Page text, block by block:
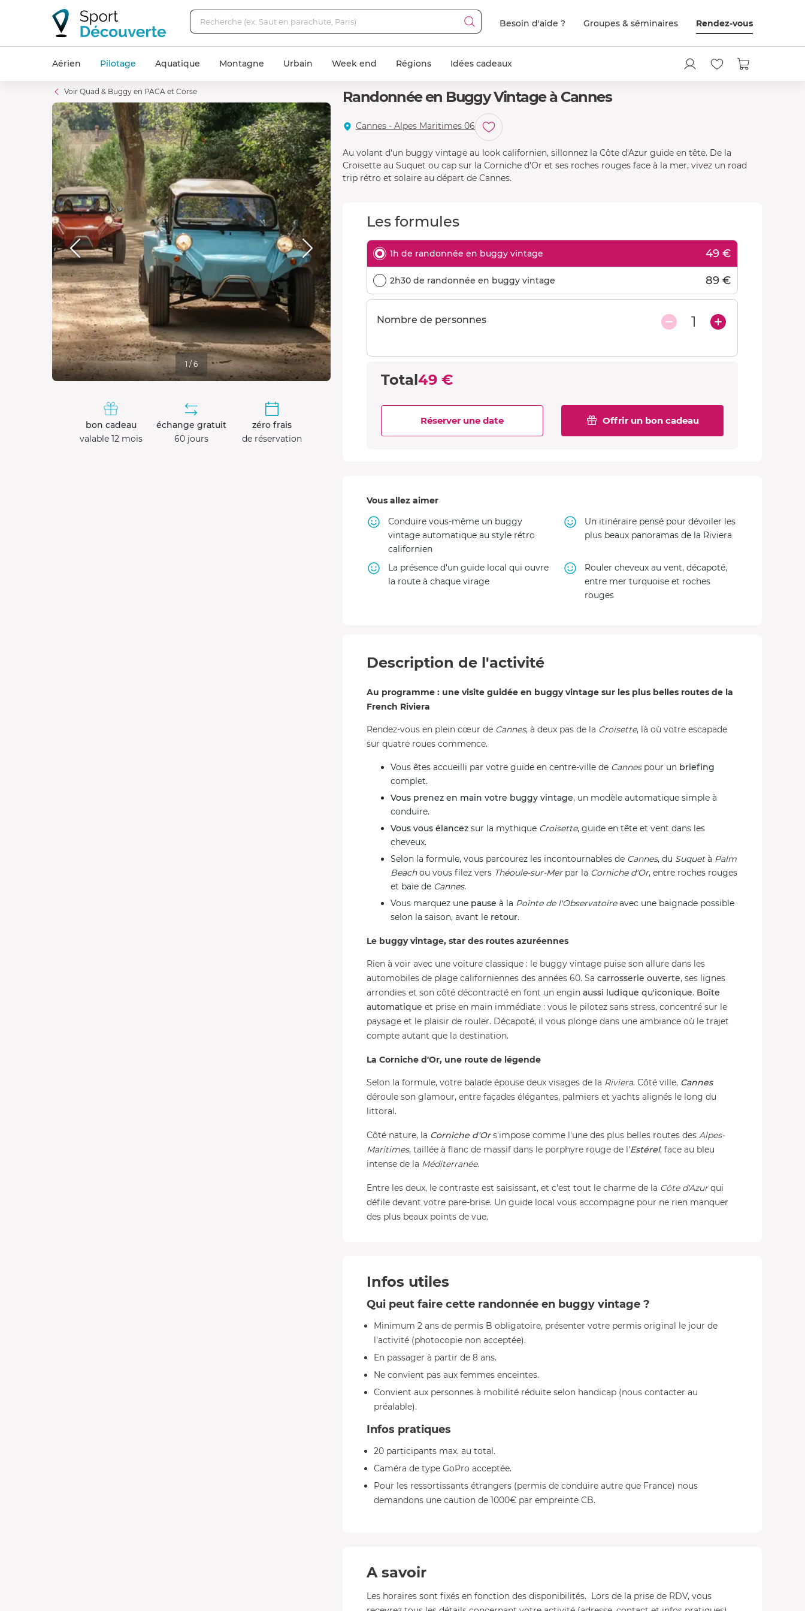
Besoin d'aide ? Groupes & séminaires Rendez-vous
Aérien Pilotage Aquatique Montagne Urbain Week end Régions Idées cadeaux
Randonnée en Buggy Vintage à Cannes
Cannes - Alpes Maritimes 06
Au volant d'un buggy vintage au look californien, sillonnez la Côte d'Azur guide en tête. De la
Croisette au Suquet ou cap sur la Corniche d'Or et ses roches rouges face à la mer, vivez un road
trip rétro et solaire au départ de Cannes.
Les formules
1h de randonnée en buggy vintage 49 €
2h30 de randonnée en buggy vintage 89 €
Nombre de personnes 1
Total49 €
Offrir un bon cadeau
Réserver une date
Vous allez aimer
Conduire vous-même un buggy
vintage automatique au style rétro
californien
Un itinéraire pensé pour dévoiler les
plus beaux panoramas de la Riviera
La présence d'un guide local qui ouvre
la route à chaque virage
Rouler cheveux au vent, décapoté,
entre mer turquoise et roches
rouges
Description de l'activité
Au programme : une visite guidée en buggy vintage sur les plus belles routes de la
French Riviera
Rendez-vous en plein cœur de Cannes, à deux pas de la Croisette, là où votre escapade
sur quatre roues commence.
Vous êtes accueilli par votre guide en centre-ville de Cannespour un briefing
complet.
Vous prenez en main votre buggy vintage, un modèle automatique simple à
conduire.
Vous vous élancez sur la mythique Croisette, guide en tête et vent dans les
cheveux.
Selon la formule, vous parcourez les incontournables de Cannes, du Suquetà Palm
Beachou vous filez vers Théoule-sur-Merpar la Corniche d'Or, entre roches rouges
et baie de Cannes.
Vous marquez une pause à la Pointe de l'Observatoireavec une baignade possible
selon la saison, avant le retour.
Le buggy vintage, star des routes azuréennes
Rien à voir avec une voiture classique : le buggy vintage puise son allure dans les
automobiles de plage californiennes des années 60. Sa carrosserie ouverte, ses lignes
arrondies et son côté décontracté en font un engin aussi ludique qu'iconique. Boîte
automatique et prise en main immédiate : vous le pilotez sans stress, concentré sur le
paysage et le plaisir de rouler. Décapoté, il vous plonge dans une ambiance où le trajet
compte autant que la destination.
La Corniche d'Or, une route de légende
Selon la formule, votre balade épouse deux visages de la Riviera. Côté ville, Cannes
déroule son glamour, entre façades élégantes, palmiers et yachts alignés le long du
littoral.
Côté nature, la Corniche d'Ors'impose comme l'une des plus belles routes des Alpes-
Maritimes, taillée à flanc de massif dans le porphyre rouge de l'Estérel, face au bleu
intense de la Méditerranée.
Entre les deux, le contraste est saisissant, et c'est tout le charme de la Côte d'Azurqui
défile devant votre pare-brise. Un guide local vous accompagne pour ne rien manquer
des plus beaux points de vue.
Infos utiles
Qui peut faire cette randonnée en buggy vintage ?
Minimum 2 ans de permis B obligatoire, présenter votre permis original le jour de
l'activité (photocopie non acceptée).
En passager à partir de 8 ans.
Ne convient pas aux femmes enceintes.
Convient aux personnes à mobilité réduite selon handicap (nous contacter au
préalable).
Infos pratiques
20 participants max. au total.
Caméra de type GoPro acceptée.
Pour les ressortissants étrangers (permis de conduire autre que France) nous
demandons une caution de 1000€ par empreinte CB.
A savoir
Les horaires sont fixés en fonction des disponibilités. Lors de la prise de RDV, vous
Voir Quad & Buggy en PACA et Corse
1 / 6
bon cadeau
valable 12 mois
échange gratuit
60 jours
zéro frais
de réservation